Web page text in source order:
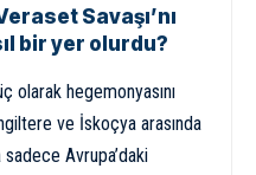
Savaşı’nı
bir yer olurdu?
olarak hegemonyasını
ve İskoçya arasında
sadece Avrupa’daki